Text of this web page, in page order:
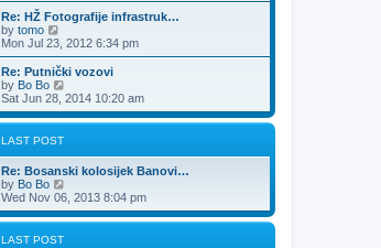
s
tt
o
s
t
l
a
t
e
t
o
s
w
h
a
t
e
s
o
s
Re: HŽ Fotografije infrastruk…
by tomo
e
w
t
h
e
l
a
t
e
s
t
p
o
s
t
Mon Jul 23, 2012 6:34 pm
Re: Putnički vozovi
by Bo Bo
i
e
w
l
t
e
Sat Jun 28, 2014 10:20 am
LAST POST
Re: Bosanski kolosijek Banovi…
by Bo Bo
i
e
w
Wed Nov 06, 2013 8:04 pm
LAST POST